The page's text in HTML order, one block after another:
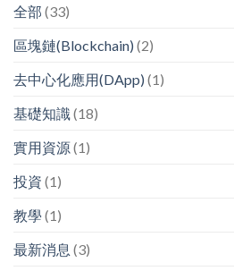
全部 (33)
區塊鏈(Blockchain) (2)
去中心化應用(DApp) (1)
基礎知識(18)
實用資源(1)
投資 (1)
教學 (1)
最新消息 (3)